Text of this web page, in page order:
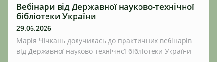
Вебінари від Державної науково-технічної
бібліотеки України
29.06.2026
Марія Чічкань долучилась до практичних вебінарів
від Державної науково-технічної бібліотеки України